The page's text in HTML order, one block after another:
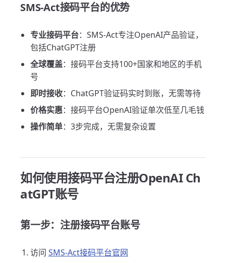
SMS-Act接码平台的优势
专业接码平台：SMS-Act专注OpenAI产品验证，
包括ChatGPT注册
全球覆盖：接码平台支持100+国家和地区的手机
号
即时接收：ChatGPT验证码实时到账，无需等待
价格实惠：接码平台OpenAI验证单次低至几毛钱
操作简单：3步完成，无需复杂设置
如何使用接码平台注册OpenAI Ch
atGPT账号
第一步：注册接码平台账号
访问 SMS-Act接码平台官网